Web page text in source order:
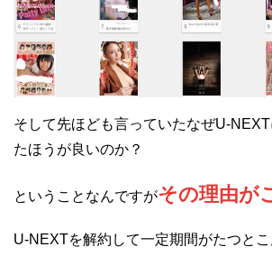
そして先ほども言っていたなぜU-
たほうが良いのか？
ということなんですがその理由が
U-NEXTを解約して一定期間がたつと